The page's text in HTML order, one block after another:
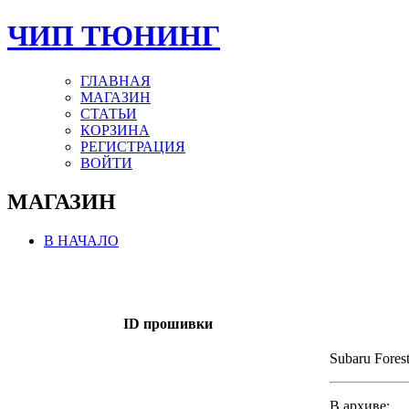
ЧИП ТЮНИНГ
ГЛАВНАЯ
МАГАЗИН
СТАТЬИ
КОРЗИНА
РЕГИСТРАЦИЯ
ВОЙТИ
МАГАЗИН
В НАЧАЛО
ID прошивки
Subaru
В архиве: